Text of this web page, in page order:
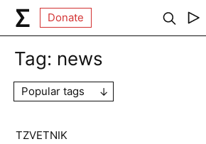
Donate
Tag: news
Popular tags
TZVETNIK